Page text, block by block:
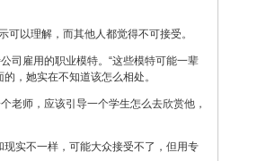
以理解，而其他人都觉得不可接受。
司雇用的职业模特。“这些模特可能一辈
，她实在不知道该怎么相处。
老师，应该引导一个学生怎么去欣赏他，
实不一样，可能大众接受不了，但用专